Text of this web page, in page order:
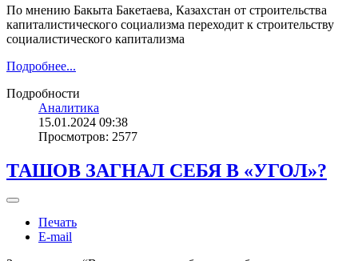
По мнению Бакыта Бакетаева, Казахстан от строительства
капиталистического социализма переходит к строительству
социалистического капитализма
Подробнее...
Подробности
Аналитика
15.01.2024 09:38
Просмотров: 2577
ТАШОВ ЗАГНАЛ СЕБЯ В «УГОЛ»?
Печать
E-mail